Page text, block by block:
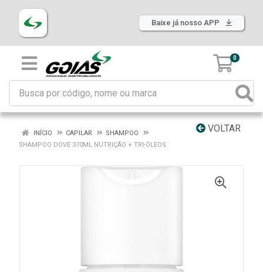
Baixe já nosso APP
0
VOLTAR
INÍCIO CAPILAR
SHAMPOO
SHAMPOO DOVE 370ML NUTRIÇÃO + TRI-ÓLEOS